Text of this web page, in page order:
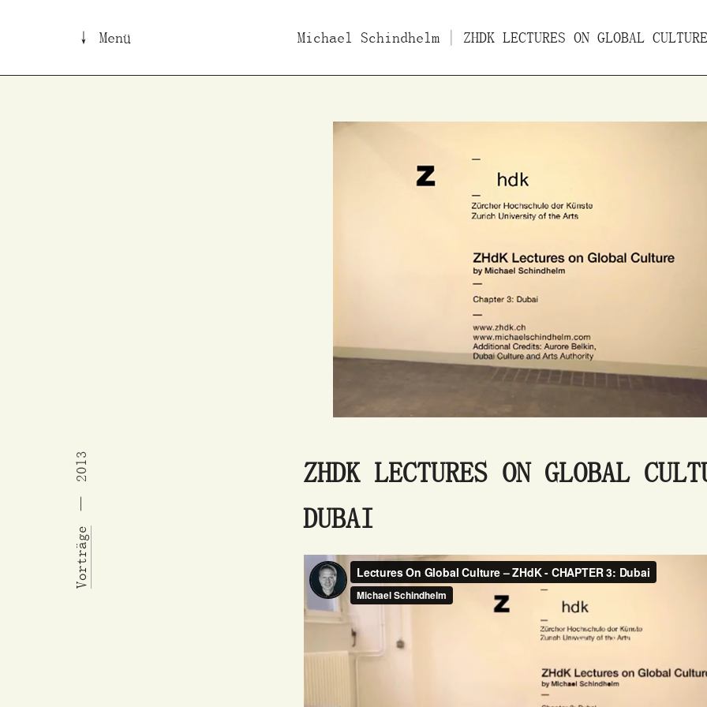
↓ Menü Michael Schindhelm | ZHDK LECTURES ON GLOBAL
Bücher Filme Essays/Interviews
Vorträge
2013
ZHDK LECTURES ON GLOBAL
DUBAI